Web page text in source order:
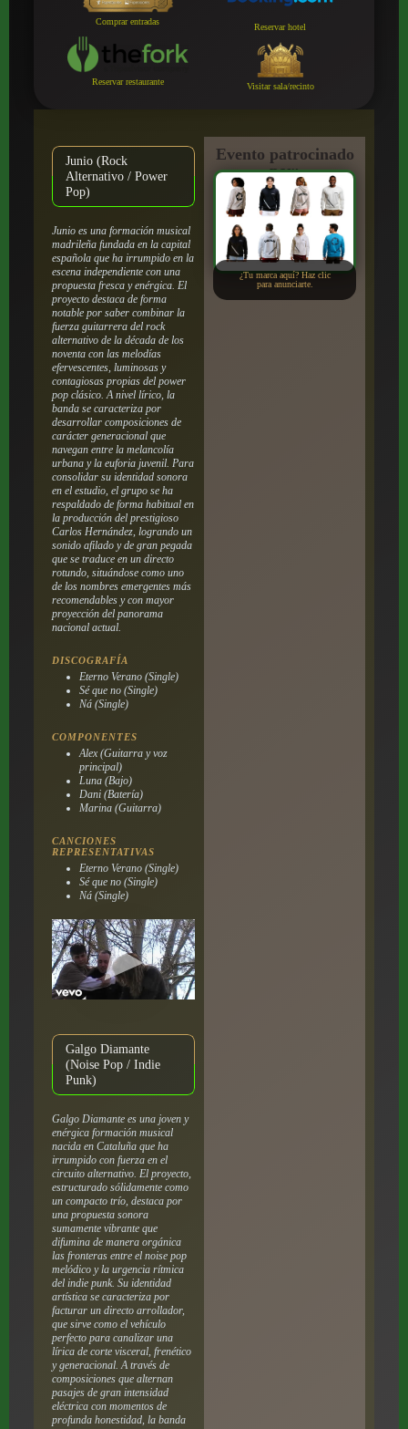
Comprar entradas
Reservar hotel
Reservar restaurante Visitar sala/recinto
Junio (Rock
Alternativo / Power
Pop)
Junio es una formación musical
madrileña fundada en la capital
española que ha irrumpido en la
escena independiente con una
propuesta fresca y enérgica. El
proyecto destaca de forma
notable por saber combinar la
fuerza guitarrera del rock
alternativo de la década de los
noventa con las melodías
efervescentes, luminosas y
contagiosas propias del power
pop clásico. A nivel lírico, la
banda se caracteriza por
desarrollar composiciones de
carácter generacional que
navegan entre la melancolía
urbana y la euforia juvenil. Para
consolidar su identidad sonora
en el estudio, el grupo se ha
respaldado de forma habitual en
la producción del prestigioso
Carlos Hernández, logrando un
sonido afilado y de gran pegada
que se traduce en un directo
rotundo, situándose como uno
de los nombres emergentes más
recomendables y con mayor
proyección del panorama
nacional actual.
DISCOGRAFÍA
Eterno Verano (Single)
Sé que no (Single)
Ná (Single)
COMPONENTES
Alex (Guitarra y voz
principal)
Luna (Bajo)
Dani (Batería)
Marina (Guitarra)
CANCIONES
REPRESENTATIVAS
Eterno Verano (Single)
Sé que no (Single)
Ná (Single)
Galgo Diamante
(Noise Pop / Indie
Punk)
Galgo Diamante es una joven y
enérgica formación musical
nacida en Cataluña que ha
irrumpido con fuerza en el
circuito alternativo. El proyecto,
estructurado sólidamente como
un compacto trío, destaca por
una propuesta sonora
sumamente vibrante que
difumina de manera orgánica
las fronteras entre el noise pop
melódico y la urgencia rítmica
del indie punk. Su identidad
artística se caracteriza por
facturar un directo arrollador,
que sirve como el vehículo
perfecto para canalizar una
lírica de corte visceral, frenético
y generacional. A través de
composiciones que alternan
pasajes de gran intensidad
eléctrica con momentos de
profunda honestidad, la banda
Evento patrocinado
por:
¿Tu marca aquí? Haz clic
para anunciarte.